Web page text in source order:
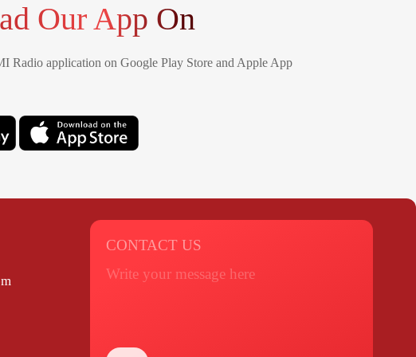
Our App On
Radio application on Google Play Store and Apple App
CONTACT US